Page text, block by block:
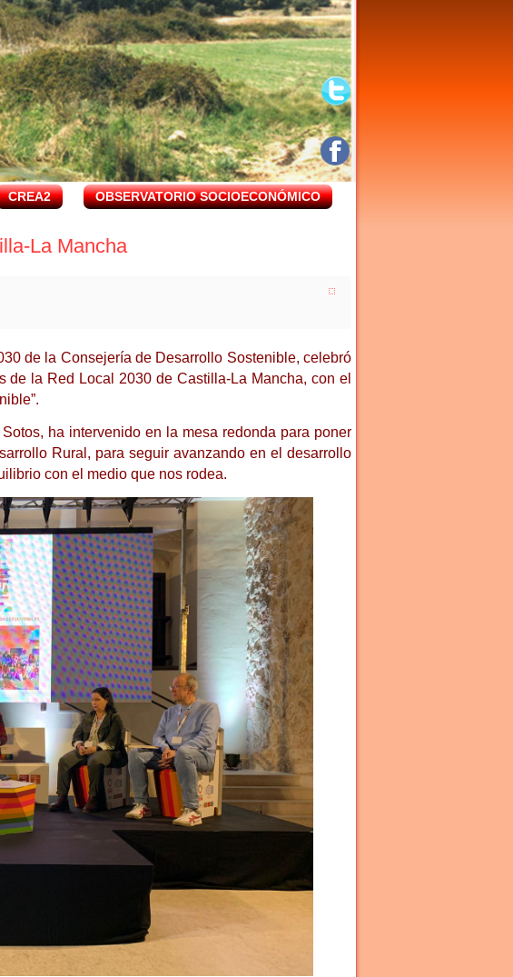
CREA2 OBSERVATORIO SOCIOECONÓMICO
La Mancha
de la Consejería de Desarrollo Sostenible, celebró
de la Red Local 2030 de Castilla-La Mancha, con el
ha intervenido en la mesa redonda para poner
Rural, para seguir avanzando en el desarrollo
con el medio que nos rodea.